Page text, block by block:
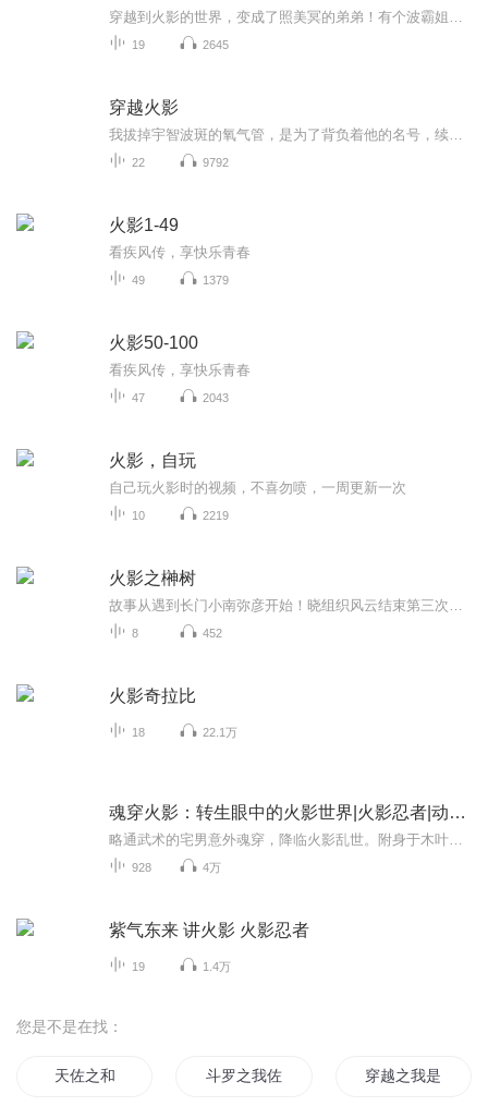
19 2645
穿越火影
22 9792
火影1-49
看疾风传，享快乐青春
49 1379
火影50-100
看疾风传，享快乐青春
47 2043
火影，自玩
自己玩火影时的视频，不喜勿喷，一周更新一次
10 2219
火影之榊树
8 452
火影奇拉比
18 22.1万
魂穿火影：转生眼中的火影世界|火影忍者|动漫同人
928 4万
紫气东来 讲火影 火影忍者
19 1.4万
您是不是在找：
天佐之和 斗罗之我佐唐三 穿越之我是佐助